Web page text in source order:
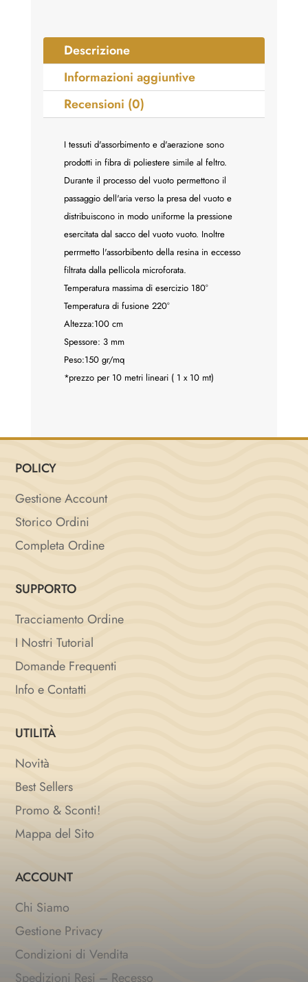
Descrizione
Informazioni aggiuntive
Recensioni (0)
I tessuti d'assorbimento e d'aerazione sono
prodotti in fibra di poliestere simile al feltro.
Durante il processo del vuoto permettono il
passaggio dell'aria verso la presa del vuoto e
distribuiscono in modo uniforme la pressione
esercitata dal sacco del vuoto vuoto. Inoltre
perrmetto l'assorbibento della resina in eccesso
filtrata dalla pellicola microforata.
Temperatura massima di esercizio 180°
Temperatura di fusione 220°
Altezza:100 cm
Spessore: 3 mm
Peso:150 gr/mq
*prezzo per 10 metri lineari ( 1 x 10 mt)
POLICY
Gestione Account
Storico Ordini
Completa Ordine
SUPPORTO
Tracciamento Ordine
I Nostri Tutorial
Domande Frequenti
Info e Contatti
UTILITÀ
Novità
Best Sellers
Promo & Sconti!
Mappa del Sito
ACCOUNT
Chi Siamo
Gestione Privacy
Condizioni di Vendita
Spedizioni Resi – Recesso